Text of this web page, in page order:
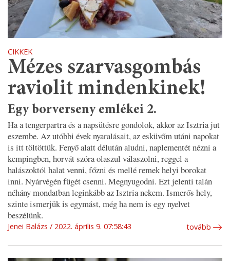
CIKKEK
Mézes szarvasgombás
raviolit mindenkinek!
Egy borverseny emlékei 2.
Ha a tengerpartra és a napsütésre gondolok, akkor az Isztria jut
eszembe. Az utóbbi évek nyaralásait, az esküvőm utáni napokat
is itt töltöttük. Fenyő alatt délután aludni, naplementét nézni a
kempingben, horvát szóra olaszul válaszolni, reggel a
halászoktól halat venni, főzni és mellé remek helyi borokat
inni. Nyárvégén fügét csenni. Megnyugodni. Ezt jelenti talán
néhány mondatban leginkább az Isztria nekem. Ismerős hely,
szinte ismerjük is egymást, még ha nem is egy nyelvet
beszélünk.
Jenei Balázs 2022. április 9. 07:58:43 tovább